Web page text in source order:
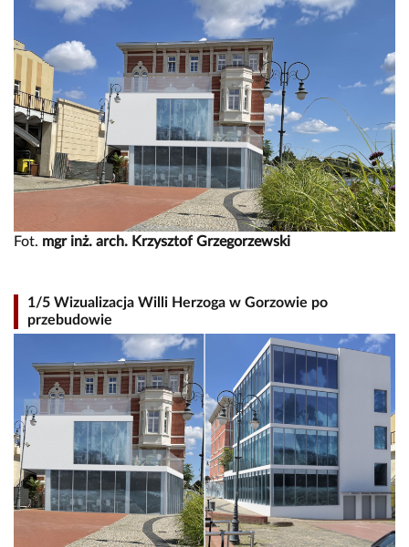
Fot. mgr inż. arch. Krzysztof Grzegorzewski
1/5 Wizualizacja Willi Herzoga w Gorzowie po
przebudowie